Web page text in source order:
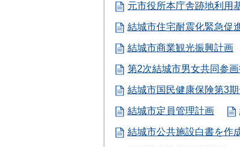
元市役所本庁舎跡地利用
結城市住宅耐震化緊急促
結城市商業観光振興計画
第2次結城市男女共同参
結城市国民健康保険第3
結城市定員管理計画
結城市公共施設白書を作